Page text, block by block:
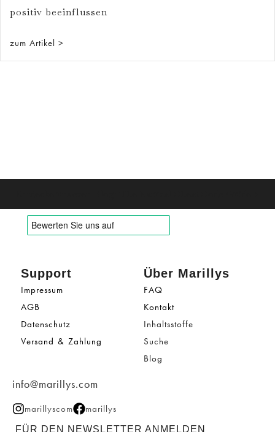
positiv beeinflussen
zum Artikel >
Support
Impressum
AGB
Datenschutz
Versand & Zahlung
Über Marillys
FAQ
Kontakt
Inhaltsstoffe
Suche
Blog
info@marillys.com
marillyscom marillys
FÜR DEN NEWSLETTER ANMELDEN